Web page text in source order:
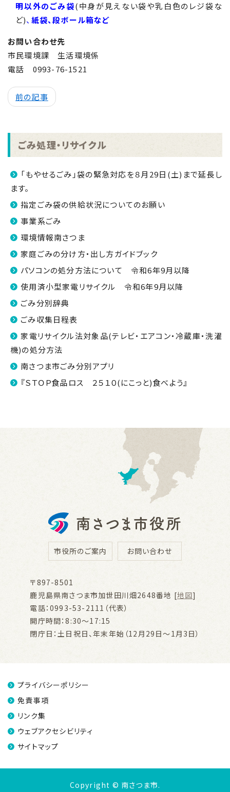
明以外のごみ袋(中身が見えない袋や乳白色のレジ袋な
ど)、 紙袋、段ボール箱など
お問い合わせ先
市民環境課 生活環境係
電話 0993-76-1521
前の記事
ごみ処理・リサイクル
「もやせるごみ」袋の緊急対応を８月29日(土)まで延長し
ます。
指定ごみ袋の供給状況についてのお願い
事業系ごみ
環境情報南さつま
家庭ごみの分け方・出し方ガイドブック
パソコンの処分方法について 令和6年9月以降
使用済小型家電リサイクル 令和6年9月以降
ごみ分別辞典
ごみ収集日程表
家電リサイクル法対象品(テレビ・エアコン・冷蔵庫・洗濯
機)の処分方法
南さつま市ごみ分別アプリ
『ＳＴＯＰ食品ロス ２５１０(にこっと)食べよう』
市役所のご案内 お問い合わせ
〒897-8501
鹿児島県南さつま市加世田川畑2648番地 [地図]
電話：0993-53-2111（代表）
開庁時間：8:30～17:15
閉庁日：土日祝日、年末年始（12月29日～1月3日）
プライバシーポリシー
免責事項
リンク集
ウェブアクセシビリティ
サイトマップ
Copyright © 南さつま市.